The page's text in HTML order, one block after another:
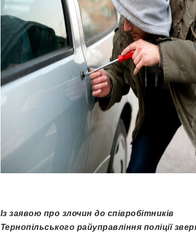
Із заявою про злочин до співробітників
Тернопільського райуправління поліції